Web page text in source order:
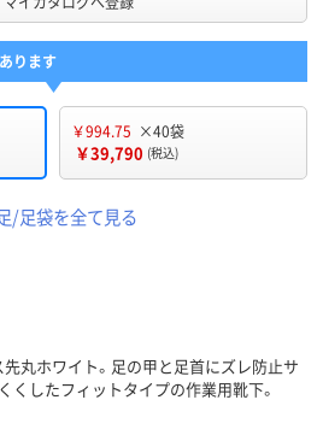
ります
￥994.75 ×40袋
￥39,790 (税込)
/足袋を全て見る
丸ホワイト。足の甲と足首にズレ防止サ
くしたフィットタイプの作業用靴下。